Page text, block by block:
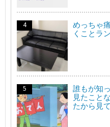
めっちゃ
くことラ
誰もが知
見たこと
たから見て